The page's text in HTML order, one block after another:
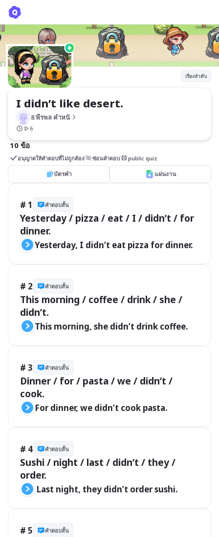
เรียงลำดับ
I didn’t like desert.
8 พีรพล คําหนั
6
10 ข้อ
อนุญาตให้คำตอบที่ไม่ถูกต้อง ซ่อนคำตอบ public quiz
บัตรคำ แผ่นงาน
# 1 คำตอบสั้น
Yesterday / pizza / eat / I / didn’t / for
dinner.
Yesterday, I didn’t eat pizza for dinner.
# 2 คำตอบสั้น
This morning / coffee / drink / she /
didn’t.
This morning, she didn’t drink coffee.
# 3 คำตอบสั้น
Dinner / for / pasta / we / didn’t /
cook.
For dinner, we didn’t cook pasta.
# 4 คำตอบสั้น
Sushi / night / last / didn’t / they /
order.
Last night, they didn’t order sushi.
# 5 คำตอบสั้น